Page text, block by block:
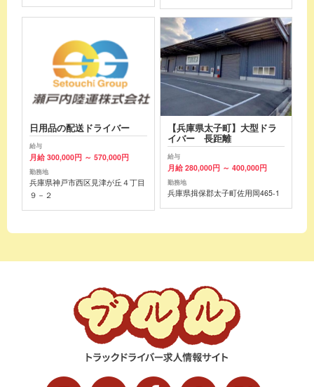
日用品の配送ドライバー
給与
月給 300,000円 ～ 570,000円
勤務地
兵庫県神戸市西区見津が丘４丁目
９－２
【兵庫県太子町】大型ドラ
イバー 長距離
給与
月給 280,000円 ～ 400,000円
勤務地
兵庫県揖保郡太子町佐用岡465-1